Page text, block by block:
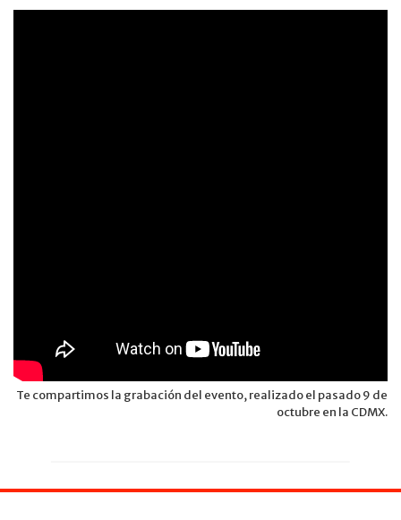
Te compartimos la grabación del evento, realizado el pasado 9 de
octubre en la CDMX.